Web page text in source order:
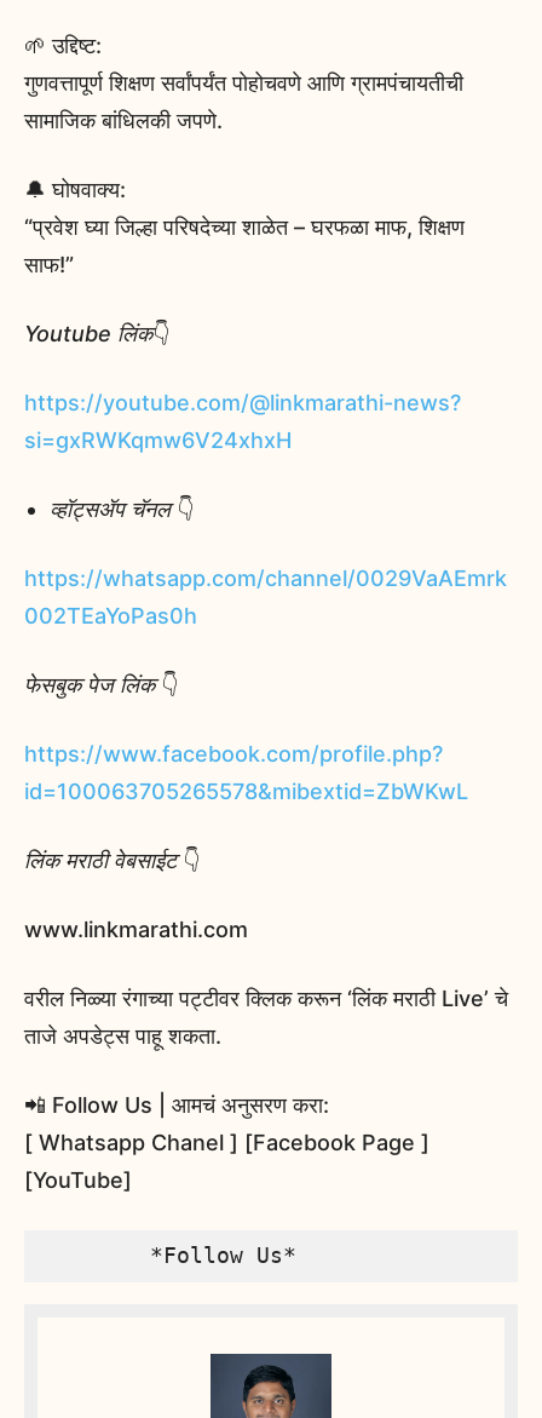
🌱 उद्दिष्ट:
गुणवत्तापूर्ण शिक्षण सर्वांपर्यंत पोहोचवणे आणि ग्रामपंचायतीची
सामाजिक बांधिलकी जपणे.
🔔 घोषवाक्य:
“प्रवेश घ्या जिल्हा परिषदेच्या शाळेत – घरफळा माफ, शिक्षण
साफ!”
Youtube लिंक👇
https://youtube.com/@linkmarathi-news?
si=gxRWKqmw6V24xhxH
व्हॉट्सॲप चॅनल👇
https://whatsapp.com/channel/0029VaAEmrk
002TEaYoPas0h
फेसबुक पेज लिंक👇
https://www.facebook.com/profile.php?
id=100063705265578&mibextid=ZbWKwL
लिंक मराठी वेबसाईट👇
www.linkmarathi.com
वरील निळ्या रंगाच्या पट्टीवर क्लिक करून ‘लिंक मराठी Live’ चे
ताजे अपडेट्स पाहू शकता.
📲 Follow Us | आमचं अनुसरण करा:
[ Whatsapp Chanel ] [Facebook Page ]
[YouTube]
        *Follow Us*